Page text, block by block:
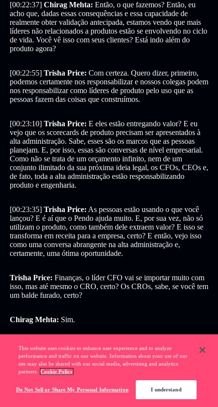
[00:22:37] Chirag Mehta: Então, o que fazemos? Então, eu
acho que, dadas essas consequências e essa capacidade de
realmente obter validação antecipada, estamos vendo que mais
líderes não relacionados a produtos estão se envolvendo no ciclo
de vida. Você vê isso com seus clientes? Está indo além do
produto agora?
[00:22:55] Trisha Price: Com certeza. Quero dizer, primeiro,
podemos certamente nos responsabilizar e nossos colegas podem
nos responsabilizar como líderes de produto pelo uso que as
pessoas fazem das coisas que construímos.
[00:23:10] Trisha Price: E eles estão entregando valor? E eu
vejo que os scorecards de produto precisam ser apresentados à
alta administração. Sabe, esses são os marcos que as pessoas
planejam. E, por isso, essas são conversas de nível empresarial.
Como não se trata de um orçamento infinito, nem de um
conjunto ilimitado da sua próxima ideia legal, os CFOs, CEOs e,
de fato, toda a alta administração estão responsabilizando
produto e engenharia.
[00:23:35] Trisha Price: As pessoas estão usando o que você
lançou? E é aí que o Pendo ajuda muito. E, por sua vez, não só
utilizam o produto, como também dele extraem valor? E isso se
transforma em receita para a empresa, certo? E então, vejo isso
como uma conversa abrangente na alta administração e,
certamente, uma ótima oportunidade.
Trisha Price: Finanças, o líder CFO vai se importar muito com
isso, mas até mesmo o CRO, certo? Os CROs, sabe, se você tem
um balde furado, certo?
Chirag Mehta: Sim.
empresa de software na qual você venda um produto e as
pessoas não o renovem. Isso é [00:24:15] um problema, certo? E
os CROs dedicam todo esse esforço para adquirir novos clientes.
[00:24:19]Trisha Price:E [00:24:20] se estamos perdendo
This website uses cookies to enhance user experience and to analyze
performance and traffic on our website. Information about your use of our
site may also be shared with our social media, advertising and analytics
partners.
Cookie Policy
Do Not Sell or Share My Personal Information I understand